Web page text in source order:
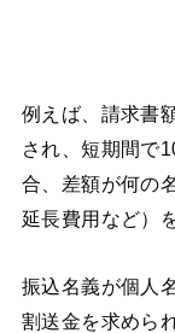
例えば、請求書
され、短期間で
合、差額が何の
延長費用など）
振込名義が個人
割送金を求めら